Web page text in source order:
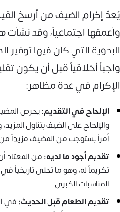
يُعدّ إكرام الضيف من أرسخ
وأعمقها اجتماعياً، وقد نشأت
البدوية التي كان فيها توفير
واجباً أخلاقياً قبل أن يكون
الإكرام في عدة مظاهر:
الإلحاح في التقديم:يحرص
والإلحاح على الضيف بتناول
أمراً يستوجب من المضيف مزيداً من
تقديم أجود ما لديه:من المعتاد
تكريماً له، وهو ما تجلى تاريخياً
المناسبات الكبرى.
تقديم الطعام قبل الحديث:في